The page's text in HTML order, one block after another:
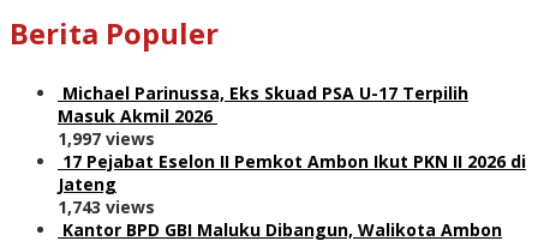
Berita Populer
Michael Parinussa, Eks Skuad PSA U-17 Terpilih
Masuk Akmil 2026
1,997 views
17 Pejabat Eselon II Pemkot Ambon Ikut PKN II 2026 di
Jateng
1,743 views
Kantor BPD GBI Maluku Dibangun, Walikota Ambon